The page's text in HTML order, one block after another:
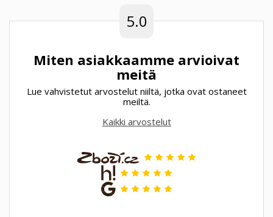
5.0
Miten asiakkaamme arvioivat
meitä
Lue vahvistetut arvostelut niiltä, jotka ovat ostaneet
meiltä.
Kaikki arvostelut